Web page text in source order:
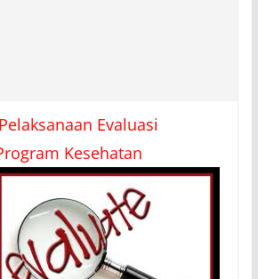
Evaluasi
Kesehatan